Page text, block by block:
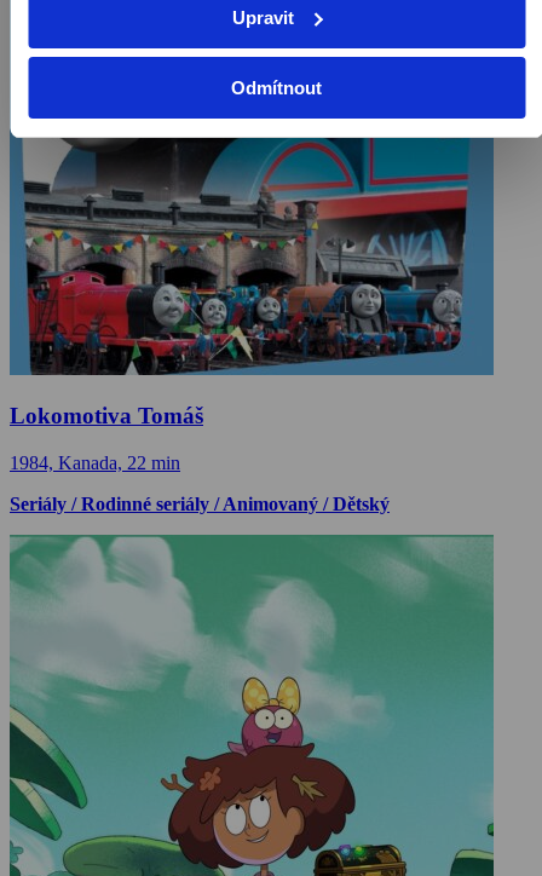
Upravit
Odmítnout
Lokomotiva Tomáš
1984, Kanada, 22 min
Seriály / Rodinné seriály / Animovaný / Dětský